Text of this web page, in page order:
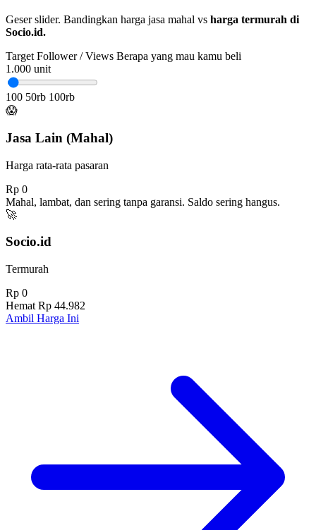
Geser slider. Bandingkan harga jasa mahal vs harga termurah di
Socio.id.
Target Follower / Views Berapa yang mau kamu beli
1.000 unit
100 50rb 100rb
😱
Jasa Lain (Mahal)
Harga rata-rata pasaran
Rp 0
Mahal, lambat, dan sering tanpa garansi. Saldo sering hangus.
🚀
Socio.id
Termurah
Rp 0
Hemat Rp 44.982
Ambil Harga Ini